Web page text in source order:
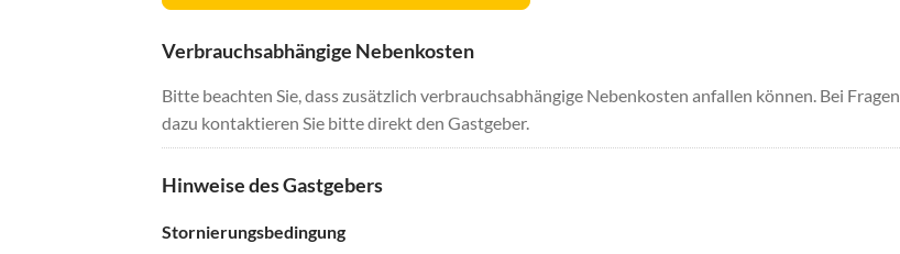
Verbrauchsabhängige Nebenkosten
Bitte beachten Sie, dass zusätzlich verbrauchsabhängige Nebenkosten anfallen können. Bei Fragen
dazu kontaktieren Sie bitte direkt den Gastgeber.
Hinweise des Gastgebers
Stornierungsbedingung